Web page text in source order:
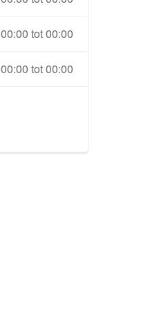
00:00 tot 00:00
00:00 tot 00:00